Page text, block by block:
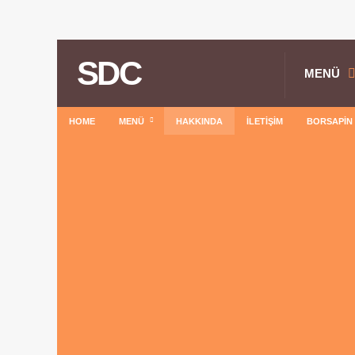
SDC MENÜ
HOME MENÜ HAKKINDA İLETIŞIM BORSAPIN